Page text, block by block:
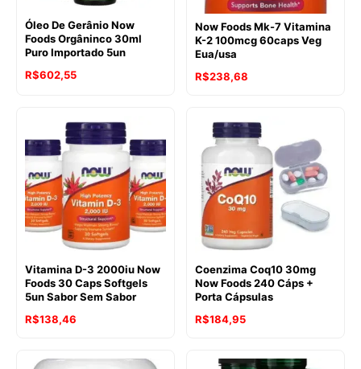
Óleo De Gerânio Now
Foods Orgâninco 30ml
Puro Importado 5un
R$602,55
Now Foods Mk-7 Vitamina
K-2 100mcg 60caps Veg
Eua/usa
R$238,68
Vitamina D-3 2000iu Now
Foods 30 Caps Softgels
5un Sabor Sem Sabor
R$138,46
Coenzima Coq10 30mg
Now Foods 240 Cáps +
Porta Cápsulas
R$184,95